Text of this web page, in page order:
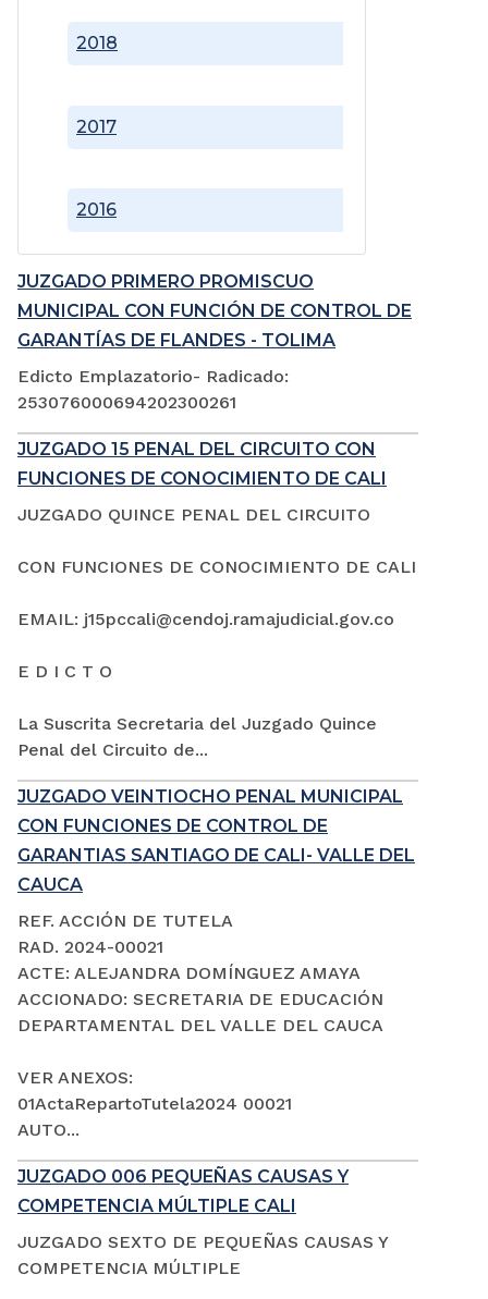
2016
2017
2018
JUZGADO PRIMERO PROMISCUO
MUNICIPAL CON FUNCIÓN DE CONTROL DE
GARANTÍAS DE FLANDES - TOLIMA
Edicto Emplazatorio- Radicado:
253076000694202300261
JUZGADO 15 PENAL DEL CIRCUITO CON
FUNCIONES DE CONOCIMIENTO DE CALI
JUZGADO QUINCE PENAL DEL CIRCUITO
CON FUNCIONES DE CONOCIMIENTO DE CALI
EMAIL: j15pccali@cendoj.ramajudicial.gov.co
E D I C T O
La Suscrita Secretaria del Juzgado Quince
Penal del Circuito de...
JUZGADO VEINTIOCHO PENAL MUNICIPAL
CON FUNCIONES DE CONTROL DE
GARANTIAS SANTIAGO DE CALI- VALLE DEL
CAUCA
REF. ACCIÓN DE TUTELA
RAD. 2024-00021
ACTE: ALEJANDRA DOMÍNGUEZ AMAYA
ACCIONADO: SECRETARIA DE EDUCACIÓN
DEPARTAMENTAL DEL VALLE DEL CAUCA
VER ANEXOS:
01ActaRepartoTutela2024 00021
AUTO...
JUZGADO 006 PEQUEÑAS CAUSAS Y
COMPETENCIA MÚLTIPLE CALI
JUZGADO SEXTO DE PEQUEÑAS CAUSAS Y
COMPETENCIA MÚLTIPLE